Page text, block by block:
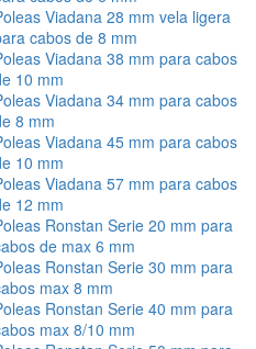
Viadana 28 mm vela ligera
cabos de 8 mm
Viadana 38 mm para cabos
10 mm
Viadana 34 mm para cabos
8 mm
Viadana 45 mm para cabos
10 mm
Viadana 57 mm para cabos
12 mm
Ronstan Serie 20 mm para
de max 6 mm
Ronstan Serie 30 mm para
max 8 mm
Ronstan Serie 40 mm para
max 8/10 mm